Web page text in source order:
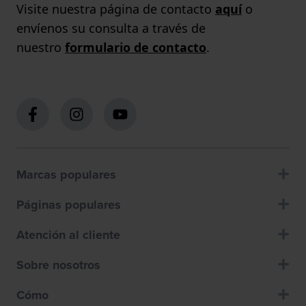
Visite nuestra página de contacto aquío
envíenos su consulta a través de
nuestro formulario de contacto.
Marcas populares
Páginas populares
Atención al cliente
Sobre nosotros
Cómo